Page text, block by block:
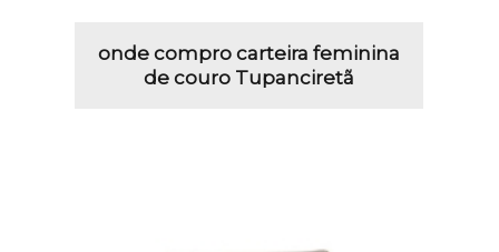
onde compro carteira feminina
de couro Tupanciretã